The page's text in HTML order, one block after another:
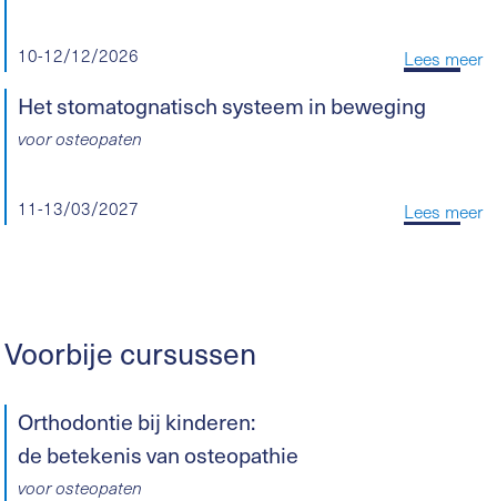
10-12/12/2026 Lees meer
Het stomatognatisch systeem in beweging
voor osteopaten
11-13/03/2027 Lees meer
Voorbije cursussen
Orthodontie bij kinderen:
de betekenis van osteopathie
voor osteopaten